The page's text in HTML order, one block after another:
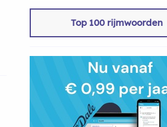
Top 100 rijmwoorden